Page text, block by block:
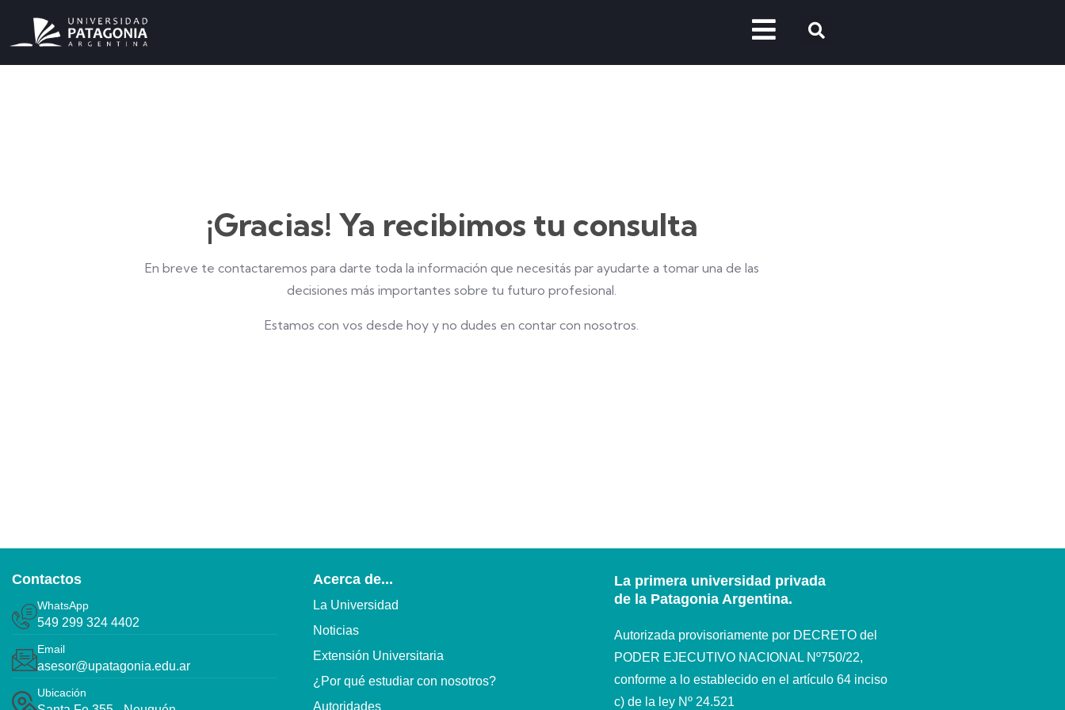
¡Gracias! Ya recibimos tu consulta
En breve te contactaremos para darte toda la información que necesitás par ayudarte a tomar una de las
decisiones más importantes sobre tu futuro profesional.
Estamos con vos desde hoy y no dudes en contar con nosotros.
Contactos
WhatsApp
549 299 324 4402
Email
asesor@upatagonia.edu.ar
Ubicación
Acerca de...
La Universidad
Noticias
Extensión Universitaria
¿Por qué estudiar con nosotros?
Autoridades
La primera universidad privada
de la Patagonia Argentina.
Autorizada provisoriamente por DECRETO del
PODER EJECUTIVO NACIONAL Nº750/22,
conforme a lo establecido en el artículo 64 inciso
c) de la ley Nº 24.521